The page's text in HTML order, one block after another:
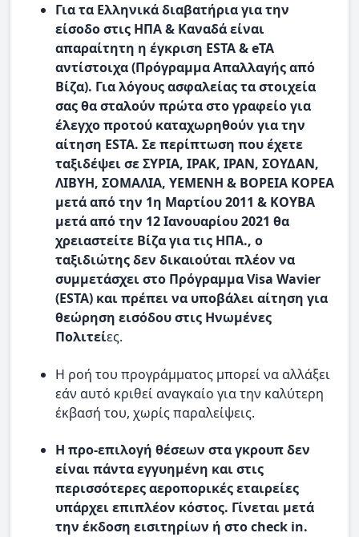
Για τα Ελληνικά διαβατήρια για την
είσοδο στις ΗΠΑ & Καναδά είναι
απαραίτητη η έγκριση ESTA & eTA
αντίστοιχα (Πρόγραμμα Απαλλαγής από
Βίζα). Για λόγους ασφαλείας τα στοιχεία
σας θα σταλούν πρώτα στο γραφείο για
έλεγχο προτού καταχωρηθούν για την
αίτηση ESTA. Σε περίπτωση που έχετε
ταξιδέψει σε ΣΥΡΙΑ, ΙΡΑΚ, ΙΡΑΝ, ΣΟΥΔΑΝ,
ΛΙΒΥΗ, ΣΟΜΑΛΙΑ, ΥΕΜΕΝΗ & ΒΟΡΕΙΑ ΚΟΡΕΑ
μετά από την 1η Μαρτίου 2011 & ΚΟΥΒΑ
μετά από την 12 Ιανουαρίου 2021 θα
χρειαστείτε Βίζα για τις ΗΠΑ., ο
ταξιδιώτης δεν δικαιούται πλέον να
συμμετάσχει στο Πρόγραμμα Visa Wavier
(ESTA) και πρέπει να υποβάλει αίτηση για
θεώρηση εισόδου στις Ηνωμένες
Πολιτείες.
Η ροή του προγράμματος μπορεί να αλλάξει
εάν αυτό κριθεί αναγκαίο για την καλύτερη
έκβασή του, χωρίς παραλείψεις.
Η προ-επιλογή θέσεων στα γκρουπ δεν
είναι πάντα εγγυημένη και στις
περισσότερες αεροπορικές εταιρείες
υπάρχει επιπλέον κόστος. Γίνεται μετά
την έκδοση εισιτηρίων ή στο check in.